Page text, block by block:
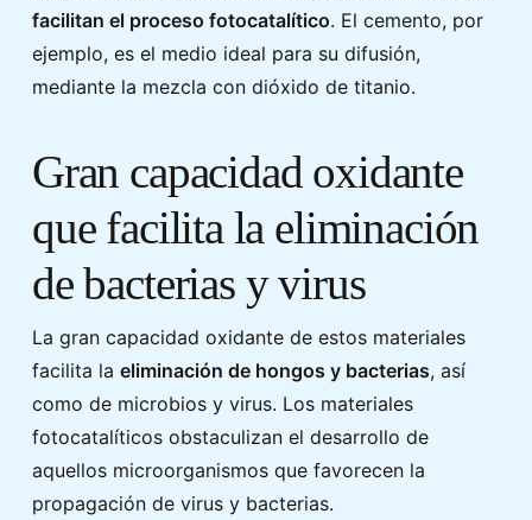
facilitan el proceso fotocatalítico. El cemento, por
ejemplo, es el medio ideal para su difusión,
mediante la mezcla con dióxido de titanio.
Gran capacidad oxidante
que facilita la eliminación
de bacterias y virus
La gran capacidad oxidante de estos materiales
facilita la eliminación de hongos y bacterias, así
como de microbios y virus. Los materiales
fotocatalíticos obstaculizan el desarrollo de
aquellos microorganismos que favorecen la
propagación de virus y bacterias.